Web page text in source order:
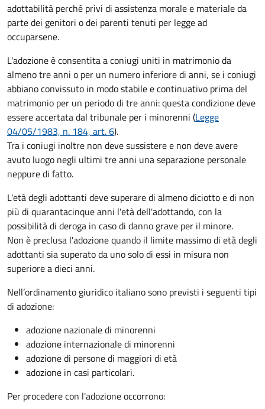
adottabilità perché privi di assistenza morale e materiale da
parte dei genitori o dei parenti tenuti per legge ad
occuparsene.
L'adozione è consentita a coniugi uniti in matrimonio da
almeno tre anni o per un numero inferiore di anni, se i coniugi
abbiano convissuto in modo stabile e continuativo prima del
matrimonio per un periodo di tre anni: questa condizione deve
essere accertata dal tribunale per i minorenni (Legge
04/05/1983, n. 184, art. 6).
Tra i coniugi inoltre non deve sussistere e non deve avere
avuto luogo negli ultimi tre anni una separazione personale
neppure di fatto.
L'età degli adottanti deve superare di almeno diciotto e di non
più di quarantacinque anni l'età dell'adottando, con la
possibilità di deroga in caso di danno grave per il minore.
Non è preclusa l'adozione quando il limite massimo di età degli
adottanti sia superato da uno solo di essi in misura non
superiore a dieci anni.
Nell’ordinamento giuridico italiano sono previsti i seguenti tipi
di adozione:
adozione nazionale di minorenni
adozione internazionale di minorenni
adozione di persone di maggiori di età
adozione in casi particolari.
Per procedere con l'adozione occorrono: